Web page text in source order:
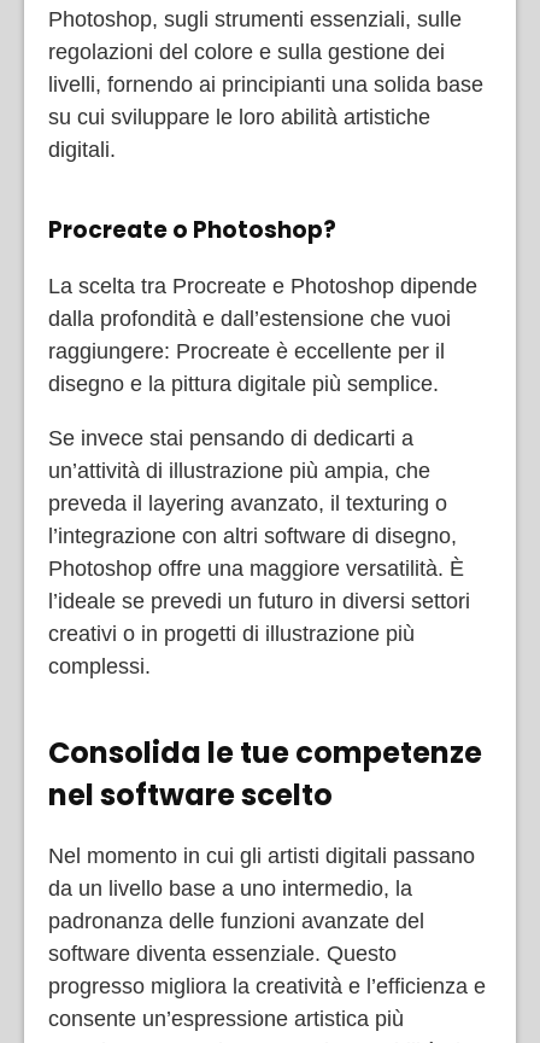
Photoshop, sugli strumenti essenziali, sulle
regolazioni del colore e sulla gestione dei
livelli, fornendo ai principianti una solida base
su cui sviluppare le loro abilità artistiche
digitali.
Procreate o Photoshop?
La scelta tra Procreate e Photoshop dipende
dalla profondità e dall’estensione che vuoi
raggiungere: Procreate è eccellente per il
disegno e la pittura digitale più semplice.
Se invece stai pensando di dedicarti a
un’attività di illustrazione più ampia, che
preveda il layering avanzato, il texturing o
l’integrazione con altri software di disegno,
Photoshop offre una maggiore versatilità. È
l’ideale se prevedi un futuro in diversi settori
creativi o in progetti di illustrazione più
complessi.
Consolida le tue competenze
nel software scelto
Nel momento in cui gli artisti digitali passano
da un livello base a uno intermedio, la
padronanza delle funzioni avanzate del
software diventa essenziale. Questo
progresso migliora la creatività e l’efficienza e
consente un’espressione artistica più